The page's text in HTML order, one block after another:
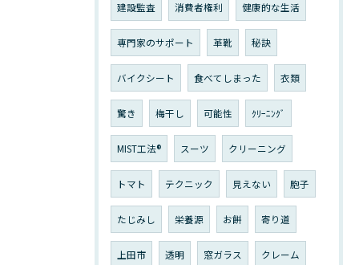
建設監査 消費者権利 健康的な生活
専門家のサポート 革靴 秘訣
バイクシート 食べてしまった 衣類
驚き 梅干し 可能性 ｸﾘｰﾆﾝｸﾞ
MIST工法® スーツ クリーニング
トマト テクニック 見えない 胞子
たじみし 栄養源 お餅 寄り道
上田市 透明 窓ガラス クレーム